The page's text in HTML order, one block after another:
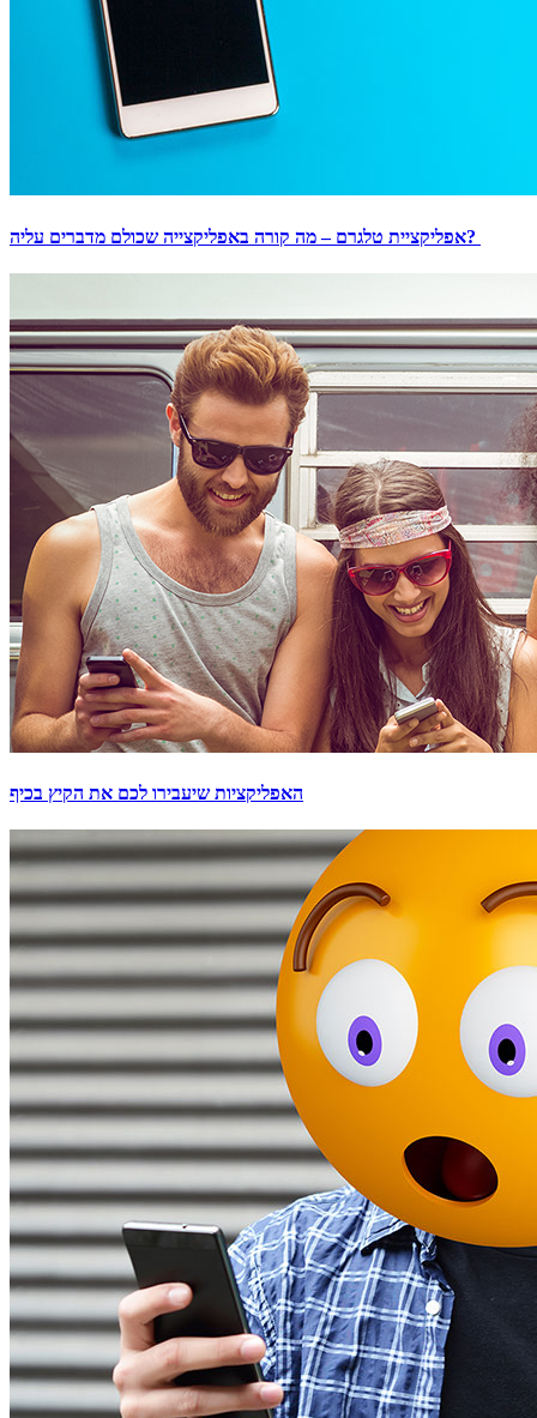
אפליקציית טלגרם – מה קורה באפליקצייה שכולם מדברים עליה?
האפליקציות שיעבירו לכם את הקיץ בכיף